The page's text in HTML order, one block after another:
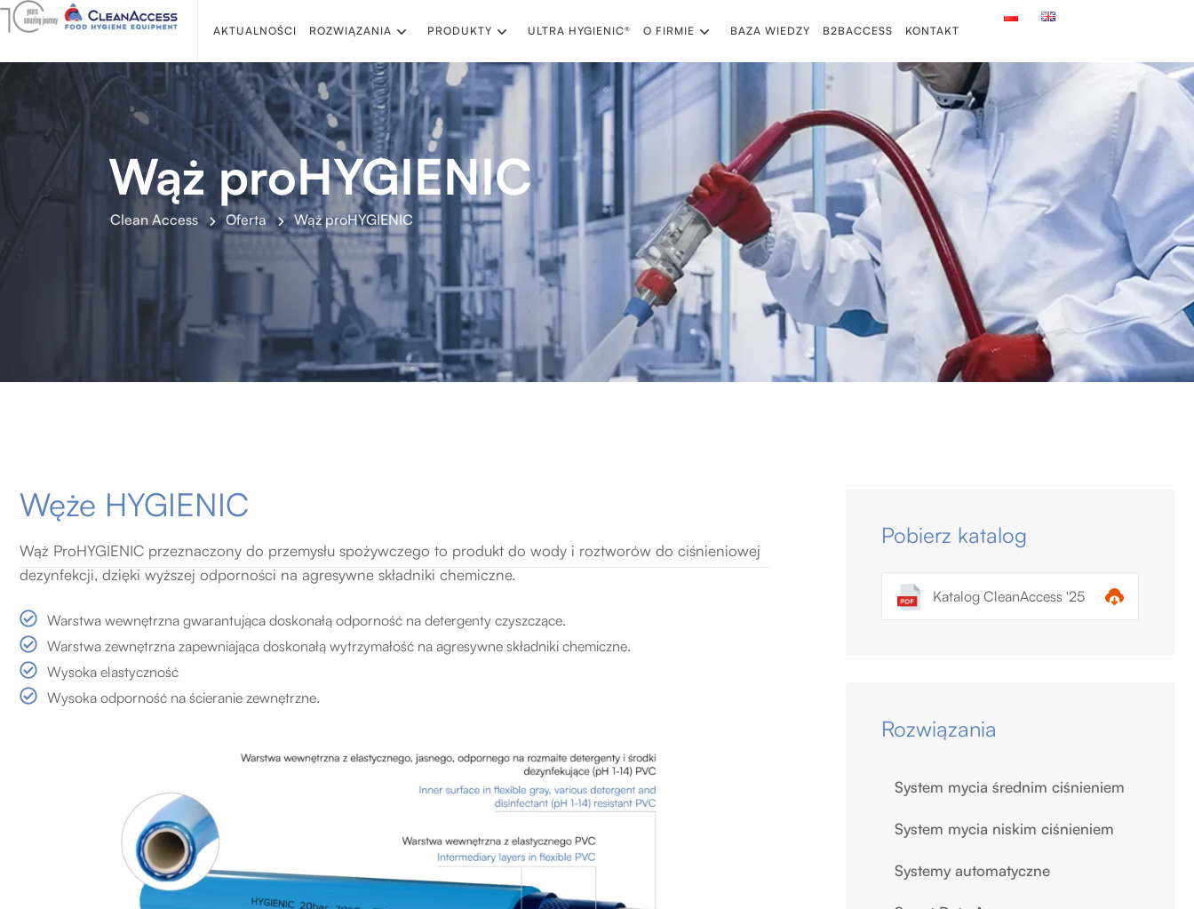
AKTUALNOŚCI ROZWIĄZANIA PRODUKTY ULTRA HYGIENIC® O FIRMIE BAZA WIEDZY B2BACCESS KONTAKT
Wąż proHYGIENIC
Clean Access Oferta Wąż proHYGIENIC
Węże HYGIENIC
Wąż ProHYGIENIC przeznaczony do przemysłu spożywczego to produkt do wody i roztworów do ciśnieniowej
dezynfekcji, dzięki wyższej odporności na agresywne składniki chemiczne.
Warstwa wewnętrzna gwarantująca doskonałą odporność na detergenty czyszczące.
Warstwa zewnętrzna zapewniająca doskonałą wytrzymałość na agresywne składniki chemiczne.
Wysoka elastyczność
Wysoka odporność na ścieranie zewnętrzne.
Pobierz katalog
Katalog CleanAccess '25
Rozwiązania
System mycia średnim ciśnieniem
System mycia niskim ciśnieniem
Systemy automatyczne